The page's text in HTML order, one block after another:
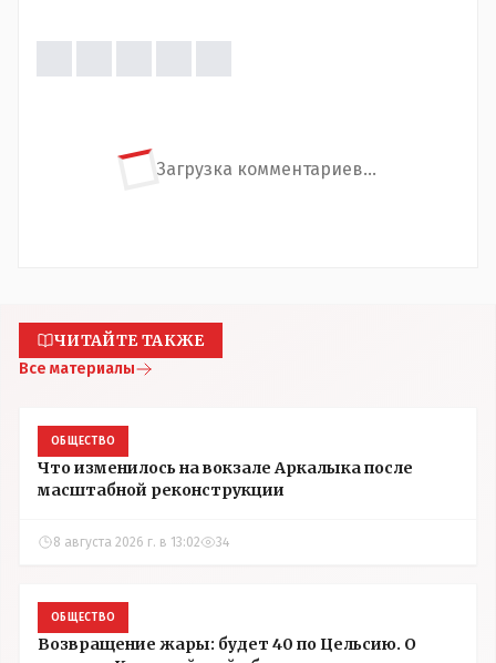
Загрузка комментариев...
ЧИТАЙТЕ ТАКЖЕ
Все материалы
ОБЩЕСТВО
Что изменилось на вокзале Аркалыка после
масштабной реконструкции
8 августа 2026 г. в 13:02 34
ОБЩЕСТВО
Возвращение жары: будет 40 по Цельсию. О